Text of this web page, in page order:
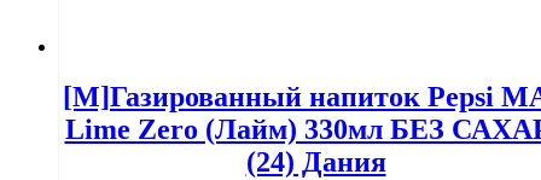
[M]Газированный напиток Pepsi
Lime Zero (Лайм) 330мл БЕЗ
(24) Дания